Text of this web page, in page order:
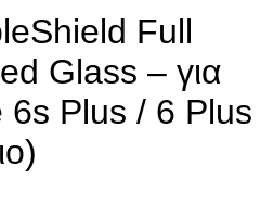
Full
Glass – για
6s Plus / 6 Plus